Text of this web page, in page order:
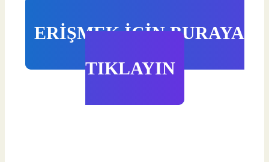
ERİŞMEK İÇİN BURAYA
TIKLAYIN